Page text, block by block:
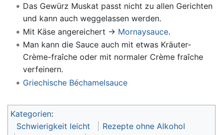
Das Gewürz Muskat passt nicht zu allen Gerichten
und kann auch weggelassen werden.
Mit Käse angereichert → Mornaysauce.
Man kann die Sauce auch mit etwas Kräuter-
Crème-fraîche oder mit normaler Crème fraîche
verfeinern.
Griechische Béchamelsauce
Kategorien:
Schwierigkeit leicht
Rezepte ohne Alkohol